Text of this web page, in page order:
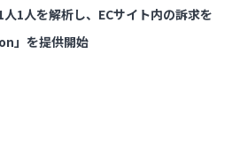
1人を解析し、ECサイト内の訴求を
」を提供開始